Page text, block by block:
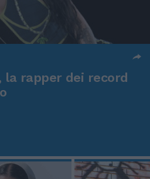
la rapper dei record